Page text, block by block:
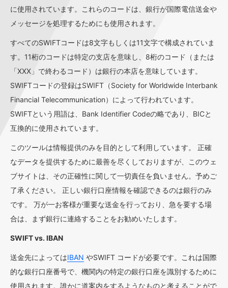
に使用されています。これらのコードは、銀行が国際電信送金や
メッセージを処理するためにも使用されます。
すべてのSWIFTコードは8文字もしくは11文字で構成されていま
す。11桁のコードは特定の支店を意味し、8桁のコード（または
「XXX」で終わるコード）は銀行の本店を意味しています。
SWIFTコードの登録はSWIFT（Society for Worldwide Interbank
Financial Telecommunication）によって行われています。
SWIFTという用語は、Bank Identifier Codeの略であり、BICと
互換的に使用されています。
このツールは情報提供のみを目的として利用しています。 正確
なデータを提供するために最善を尽くしておりますが、このウェ
ブサイトは、その正確性に関して一切責任を負いません。予めご
了承ください。 正しい銀行口座情報を確認できるのは銀行のみ
です。 万が一お客様が重要な送金を行っており、急を要する場
合は、まず銀行に連絡することをお勧めいたします。
SWIFT vs. IBAN
送金先によってはIBAN やSWIFT コードが必要です。これは国際
的な銀行口座番号で、機関内の特定の銀行口座を識別するために
使用されます。誰かに道案内をするようなものと考えることがで